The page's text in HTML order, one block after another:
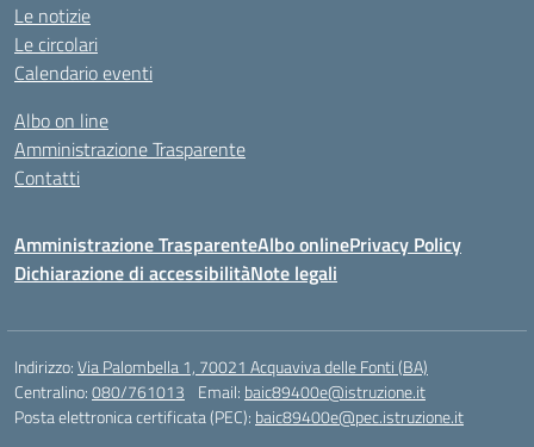
Le notizie
Le circolari
Calendario eventi
Albo on line
Amministrazione Trasparente
Contatti
Amministrazione TrasparenteAlbo onlinePrivacy Policy
Dichiarazione di accessibilitàNote legali
Indirizzo:Via Palombella 1, 70021 Acquaviva delle Fonti (BA)
Centralino:080/761013 Email: baic89400e@istruzione.it
Posta elettronica certificata (PEC): baic89400e@pec.istruzione.it